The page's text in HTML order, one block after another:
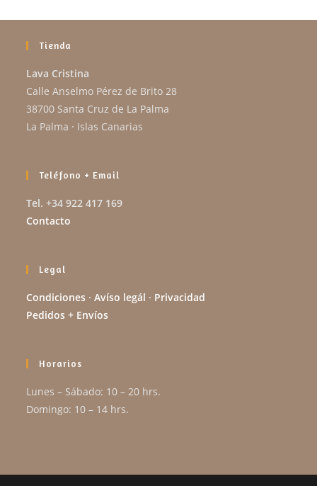
Tienda
Lava Cristina
Calle Anselmo Pérez de Brito 28
38700 Santa Cruz de La Palma
La Palma · Islas Canarias
Teléfono + Email
Tel. +34 922 417 169
Contacto
Legal
Condiciones ·Avíso legál · Privacidad
Pedidos + Envíos
Horarios
Lunes – Sábado: 10 – 20 hrs.
Domingo: 10 – 14 hrs.